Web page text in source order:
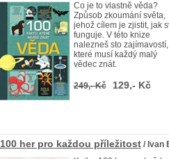
Co je to vlastně věda?
Způsob zkoumání světa,
jehož cílem je zjistit, jak
funguje. V této knize
nalezneš sto zajímavostí,
které musí každý malý
vědec znát.
249,- Kč 129,- Kč
100 her pro každou příležitost/ Ivan